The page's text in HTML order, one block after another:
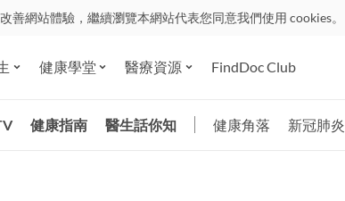
善網站體驗，繼續瀏覽本網站代表您同意我們使用 cookies。
健康學堂 醫療資源 FindDoc Club
健康指南 醫生話你知 健康角落 新冠肺炎